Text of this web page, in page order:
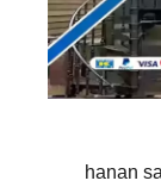
hanan